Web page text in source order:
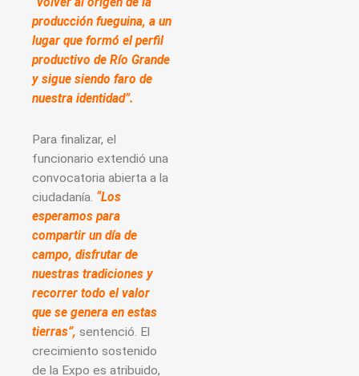
producción fueguina, a un
lugar que formó el perfil
productivo de Río Grande
y sigue siendo faro de
nuestra identidad”.
Para finalizar, el
funcionario extendió una
convocatoria abierta a la
ciudadanía. “Los
esperamos para
compartir un día de
campo, disfrutar de
nuestras tradiciones y
recorrer todo el valor
que se genera en estas
tierras”, sentenció. El
crecimiento sostenido
de la Expo es atribuido,